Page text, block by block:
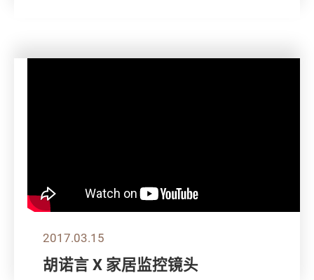
2017.03.15
胡诺言 X 家居监控镜头